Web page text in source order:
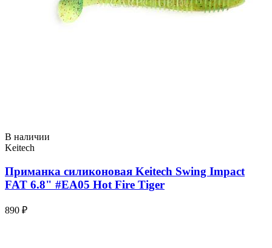
В наличии
Keitech
Приманка силиконовая Keitech Swing Impact
FAT 6.8" #EA05 Hot Fire Tiger
890 ₽